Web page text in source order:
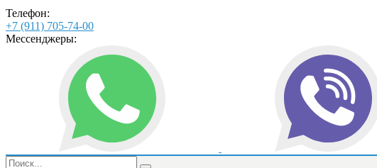
Телефон:
+7 (911) 705-74-00
Мессенджеры: